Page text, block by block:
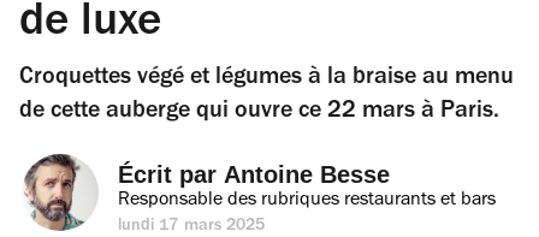
de luxe
Croquettes végé et légumes à la braise au menu
de cette auberge qui ouvre ce 22 mars à Paris.
Écrit par Antoine Besse
Responsable des rubriques restaurants et bars
lundi 17 mars 2025